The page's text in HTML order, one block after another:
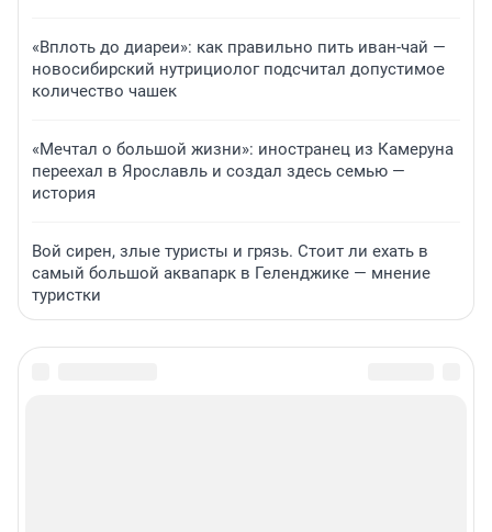
«Вплоть до диареи»: как правильно пить иван-чай —
новосибирский нутрициолог подсчитал допустимое
количество чашек
«Мечтал о большой жизни»: иностранец из Камеруна
переехал в Ярославль и создал здесь семью —
история
Вой сирен, злые туристы и грязь. Стоит ли ехать в
самый большой аквапарк в Геленджике — мнение
туристки